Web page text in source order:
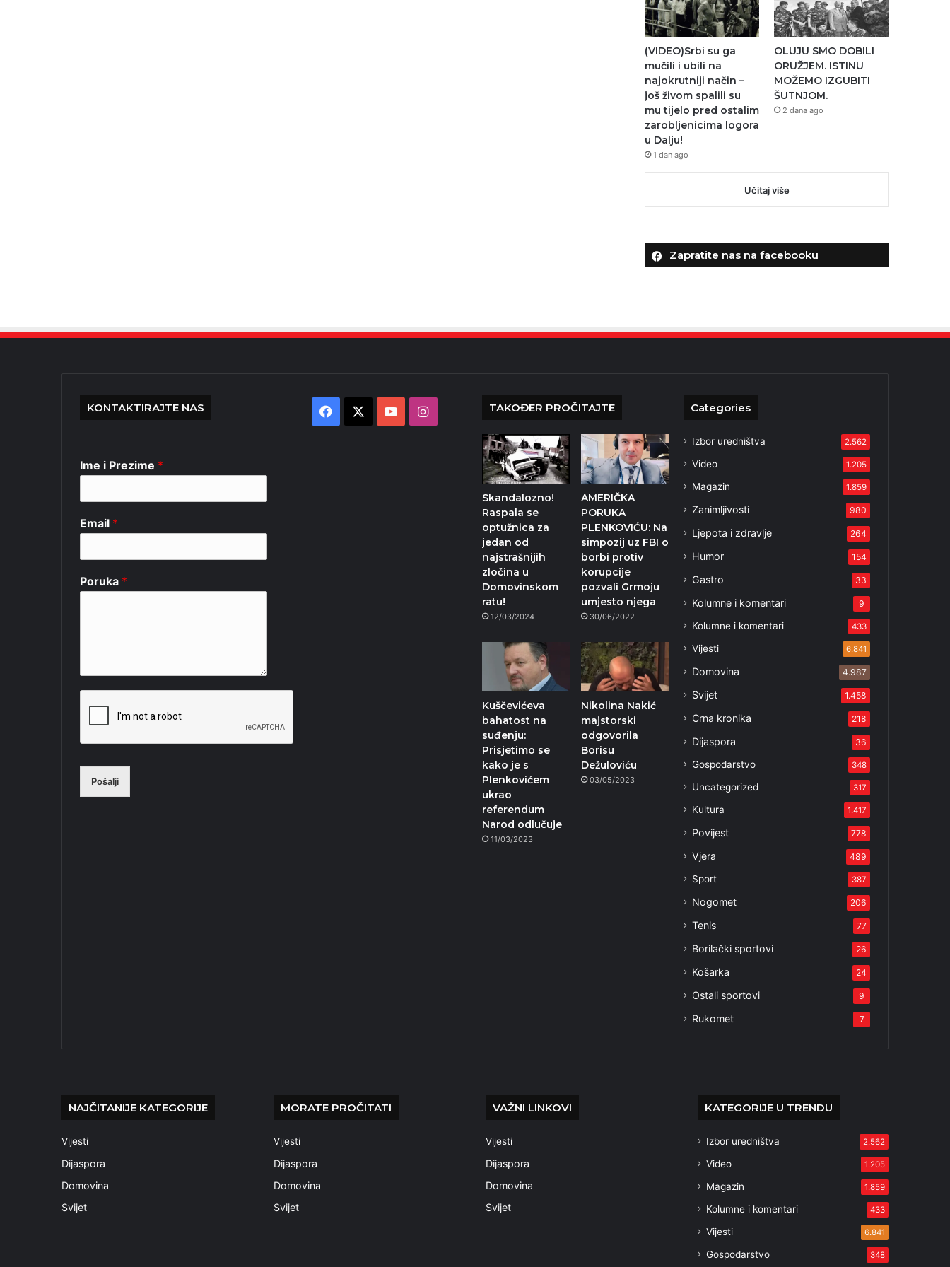
(VIDEO)Srbi su ga
mučili i ubili na
najokrutniji način –
još živom spalili su
mu tijelo pred ostalim
zarobljenicima logora
u Dalju!
1 dan ago
OLUJU SMO DOBILI
ORUŽJEM. ISTINU
MOŽEMO IZGUBITI
ŠUTNJOM.
2 dana ago
Učitaj više
Zapratite nas na facebooku
KONTAKTIRAJTE NAS
Ime i Prezime *
Email *
Poruka *
Pošalji
Facebook YouTubeInstagram TAKOĐER PROČITAJTE
Skandalozno!
Raspala se
optužnica za
jedan od
najstrašnijih
zločina u
Domovinskom
ratu!
12/03/2024
AMERIČKA
PORUKA
PLENKOVIĆU: Na
simpozij uz FBI o
borbi protiv
korupcije
pozvali Grmoju
umjesto njega
30/06/2022
Kuščevićeva
bahatost na
suđenju:
Prisjetimo se
kako je s
Plenkovićem
ukrao
referendum
Narod odlučuje
11/03/2023
Nikolina Nakić
majstorski
odgovorila
Borisu
Dežuloviću
03/05/2023
Categories
Izbor uredništva 2.562
Video 1.205
Magazin 1.859
Zanimljivosti 980
Ljepota i zdravlje 264
Humor 154
Gastro 33
Kolumne i komentari 9
Kolumne i komentari 433
Vijesti 6.841
Domovina 4.987
Svijet 1.458
Crna kronika 218
Dijaspora 36
Gospodarstvo 348
Uncategorized 317
Kultura 1.417
Povijest 778
Vjera 489
Sport 387
Nogomet 206
Tenis 77
Borilački sportovi 26
Košarka 24
Ostali sportovi 9
Rukomet 7
NAJČITANIJE KATEGORIJE
Vijesti
Dijaspora
Domovina
Svijet
MORATE PROČITATI
Vijesti
Dijaspora
Domovina
Svijet
VAŽNI LINKOVI
Vijesti
Dijaspora
Domovina
Svijet
KATEGORIJE U TRENDU
Izbor uredništva 2.562
Video 1.205
Magazin 1.859
Kolumne i komentari 433
Vijesti 6.841
Gospodarstvo 348